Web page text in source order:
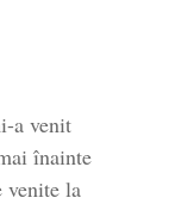
a venit
înainte
venite la